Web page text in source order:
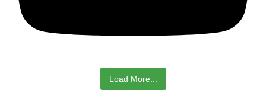
Load More...